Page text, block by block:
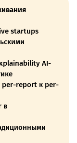
startups
AI-
per-report к per-
в